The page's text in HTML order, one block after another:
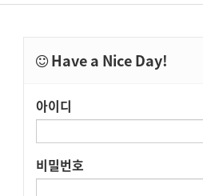
Have a Nice Day!
아이디
비밀번호